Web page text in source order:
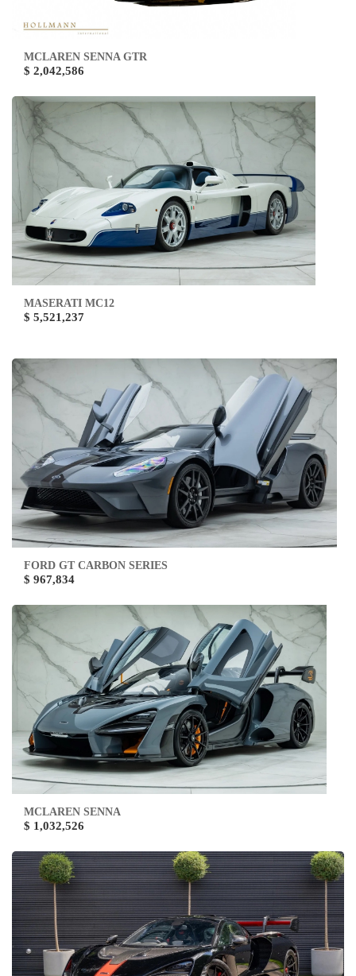
MCLAREN SENNA GTR
$ 2,042,586
MASERATI MC12
$ 5,521,237
FORD GT CARBON SERIES
$ 967,834
MCLAREN SENNA
$ 1,032,526